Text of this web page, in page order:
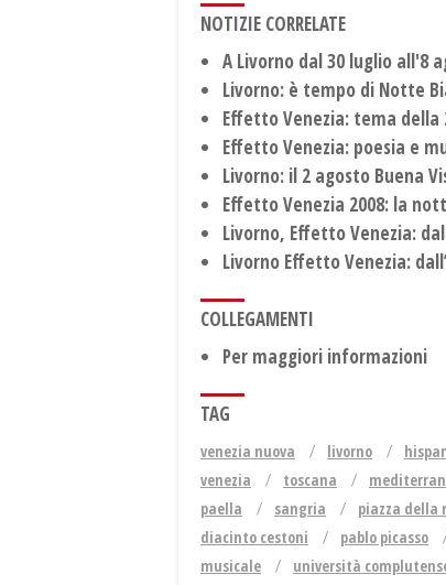
NOTIZIE CORRELATE
A Livorno dal 30 luglio all'8
Livorno: è tempo di Notte
Effetto Venezia: tema della
Effetto Venezia: poesia e
Livorno: il 2 agosto Buena
Effetto Venezia 2008: la
Livorno, Effetto Venezia:
Livorno Effetto Venezia:
COLLEGAMENTI
Per maggiori informazioni
TAG
venezia nuova livorno
venezia
toscana
paella
sangria piazza della
diacinto cestoni
pablo picasso
musicale
università